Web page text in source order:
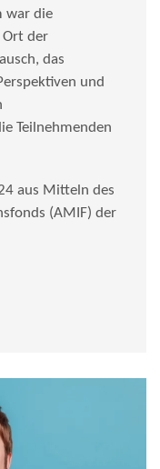
war die
Ort der
das
und
Teilnehmenden
aus Mitteln des
(AMIF) der